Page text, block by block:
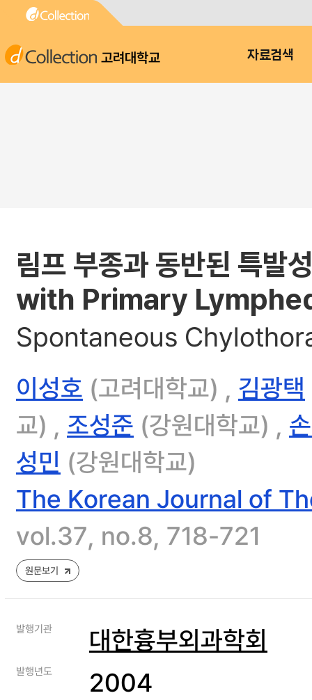
고려대학교 자료검색
림프 부종과 동반된 특
with Primary
Spontaneous
이성호 (고려대학교) , 김광택
교) , 조성준 (강원대학교) ,
성민 (강원대학교)
The Korean Journal of
vol.37, no.8, 718-721
원문보기
발행기관 대한흉부외과학회
발행년도 2004